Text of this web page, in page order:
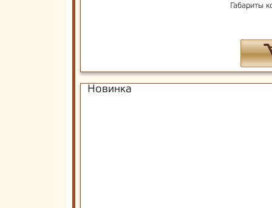
Габариты
Новинка